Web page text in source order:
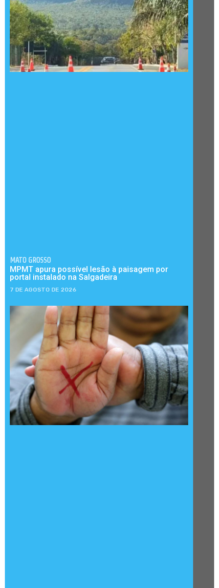
MATO GROSSO
MPMT apura possível lesão à paisagem por
portal instalado na Salgadeira
7 DE AGOSTO DE 2026